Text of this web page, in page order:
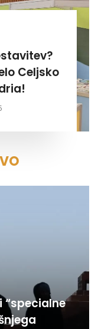
Celjsko
“specialne